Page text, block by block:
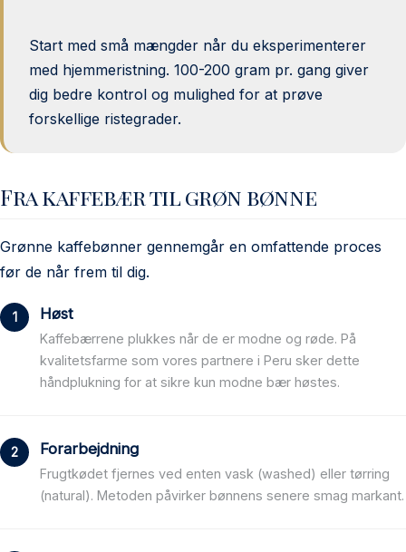
Start med små mængder når du eksperimenterer
med hjemmeristning. 100-200 gram pr. gang giver
dig bedre kontrol og mulighed for at prøve
forskellige ristegrader.
Fra kaffebær til grøn bønne
Grønne kaffebønner gennemgår en omfattende proces
før de når frem til dig.
Høst
Kaffebærrene plukkes når de er modne og røde. På
kvalitetsfarme som vores partnere i Peru sker dette
håndplukning for at sikre kun modne bær høstes.
Forarbejdning
Frugtkødet fjernes ved enten vask (washed) eller tørring
(natural). Metoden påvirker bønnens senere smag markant.